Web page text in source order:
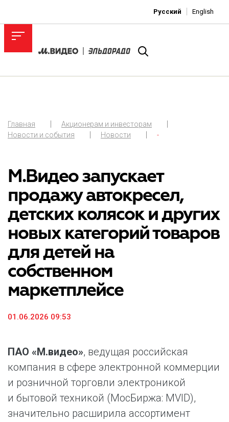
Русский English
Главная
Акционерам и инвесторам
Новости и события
Новости -
М.Видео запускает
продажу автокресел,
детских колясок и других
новых категорий товаров
для детей на
собственном
маркетплейсе
01.06.2026 09:53
ПАО «М.видео», ведущая российская
компания в сфере электронной коммерции
и розничной торговли электроникой
и бытовой техникой (МосБиржа: MVID),
значительно расширила ассортимент